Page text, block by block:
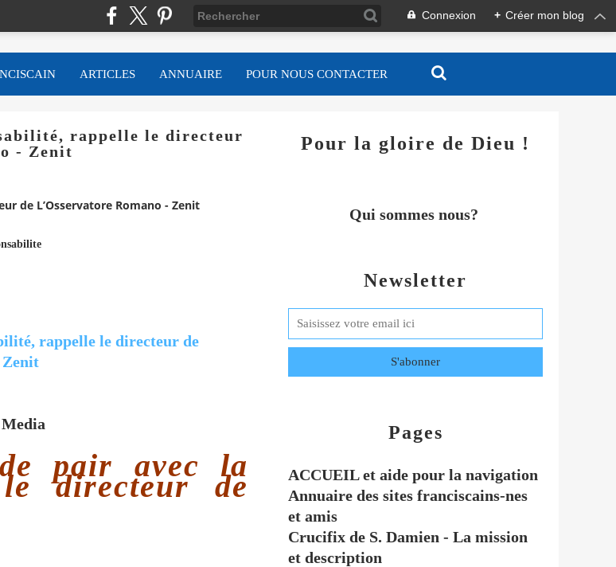
Connexion + Créer mon blog
ARTICLES ANNUAIRE POUR NOUS CONTACTER
rappelle le directeur
- Zenit
de L’Osservatore Romano - Zenit
pair avec la
directeur de
Newsletter
Pages
ACCUEIL et aide pour la navigation
Annuaire des sites franciscains-nes
et amis
Crucifix de S. Damien - La mission
et description
Pour la gloire de Dieu !
Qui sommes nous?